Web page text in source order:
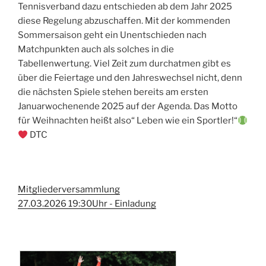
Tennisverband dazu entschieden ab dem Jahr 2025
diese Regelung abzuschaffen. Mit der kommenden
Sommersaison geht ein Unentschieden nach
Matchpunkten auch als solches in die
Tabellenwertung. Viel Zeit zum durchatmen gibt es
über die Feiertage und den Jahreswechsel nicht, denn
die nächsten Spiele stehen bereits am ersten
Januarwochenende 2025 auf der Agenda. Das Motto
für Weihnachten heißt also“ Leben wie ein Sportler!“
DTC
Mitgliederversammlung
27.03.2026 19:30Uhr - Einladung